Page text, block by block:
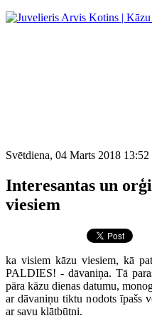
Svētdiena, 04 Marts 2018 13:52
Interesantas un
viesiem
ka visiem kāzu viesiem, kā
PALDIES! - dāvaniņa. Tā
pāra kāzu dienas datumu,
ar dāvaniņu tiktu nodots īpašs
ar savu klātbūtni.